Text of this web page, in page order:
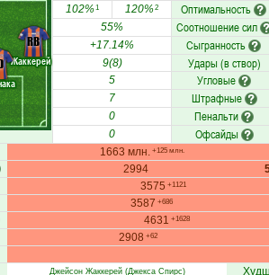
Жаккерей
RB
102%1 120%2 Оптимальность
55% Соотношение сил
+17.14% Сыгранность
9(8) Удары (в створ)
5 Угловые
7 Штрафные
0 Пенальти
0 Офсайды
1663 млн. +125 млн.
2994
3575 +1121
3587 +686
4631 +1628
2908 +62
Джейсон Жаккерей(Джекса Спирс)